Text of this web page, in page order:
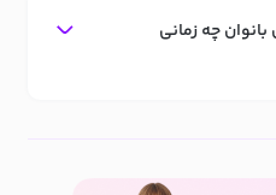
چه زمانی